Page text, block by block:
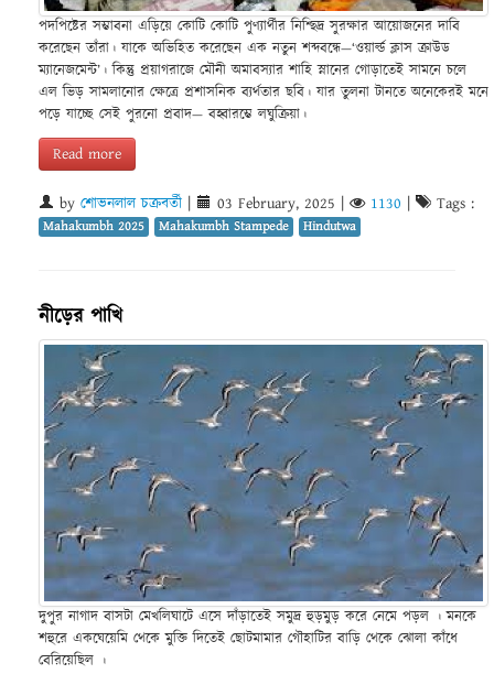
পদপিষ্টের সম্ভাবনা এড়িয়ে কোটি কোটি পুণ্যার্থীর নিশ্ছিদ্র সুরক্ষার আয়োজনের দাবি
করেছেন তাঁরা। যাকে অভিহিত করেছেন এক নতুন শব্দবন্ধে—‘ওয়ার্ল্ড ক্লাস ক্রাউড
ম্যানেজমেন্ট’। কিন্তু প্রয়াগরাজে মৌনী অমাবস্যার শাহি স্নানের গোড়াতেই সামনে চলে
এল ভিড় সামলানোর ক্ষেত্রে প্রশাসনিক ব্যর্থতার ছবি। যার তুলনা টানতে অনেকেরই মনে
পড়ে যাচ্ছে সেই পুরনো প্রবাদ— বহ্বারম্ভে লঘুক্রিয়া।
Read more
by শোভনলাল চক্রবর্তী 03 February, 2025 1130 Tags :
Mahakumbh 2025 Mahakumbh Stampede Hindutwa
নীড়ের পাখি
দুপুর নাগাদ বাসটা মেখলিঘাটে এসে দাঁড়াতেই সমুদ্র হুড়মুড় করে নেমে পড়ল । মনকে
শহুরে একঘেয়েমি থেকে মুক্তি দিতেই ছোটমামার গৌহাটির বাড়ি থেকে ঝোলা কাঁধে
বেরিয়েছিল ।